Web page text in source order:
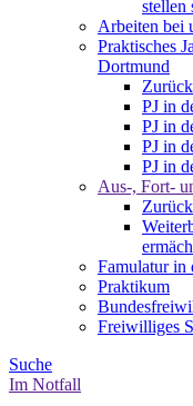
stellen
Arbeiten bei
Praktisches
Dortmund
Zurück
PJ in
PJ in
PJ in
PJ in
Aus-, Fort-
Zurück
Famulatur in
Praktikum
Freiwilliges
Suche
Im Notfall